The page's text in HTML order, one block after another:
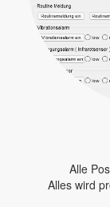
Alle
Alles wird